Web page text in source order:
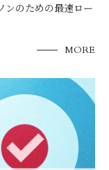
ンのための最速ロー
MORE